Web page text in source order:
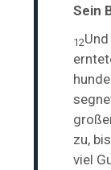
Sein
12
zu,
viel